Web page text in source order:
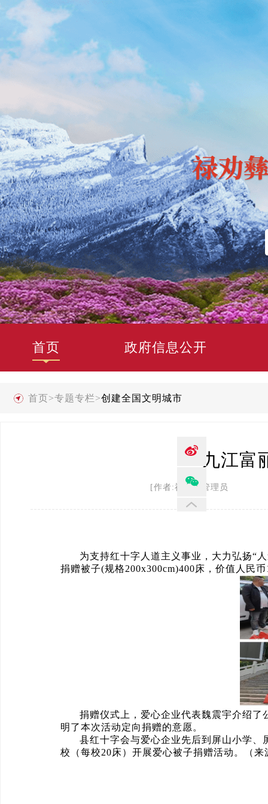
首页 政府信息公开
首页>专题专栏>创建全国文明城市
九江富
[作者:禄劝县管理员 发
为支持红十字人道主义事业，大力弘扬“
捐赠被子(规格200x300cm)400床，价值人民
捐赠仪式上，爱心企业代表魏震宇介绍
明了本次活动定向捐赠的意愿。
县红十字会与爱心企业先后到屏山小学
校（每校20床）开展爱心被子捐赠活动。（